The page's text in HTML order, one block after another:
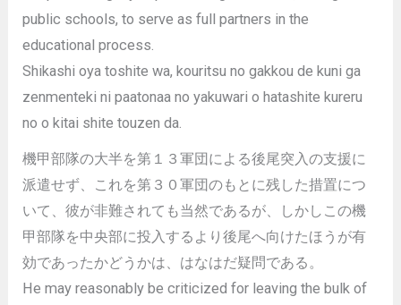
public schools, to serve as full partners in the
educational process.
Shikashi oya toshite wa, kouritsu no gakkou de kuni ga
zenmenteki ni paatonaa no yakuwari o hatashite kureru
no o kitai shite touzen da.
機甲部隊の大半を第１３軍団による後尾突入の支援に
派遣せず、これを第３０軍団のもとに残した措置につ
いて、彼が非難されても当然であるが、しかしこの機
甲部隊を中央部に投入するより後尾へ向けたほうが有
効であったかどうかは、はなはだ疑問である。
He may reasonably be criticized for leaving the bulk of